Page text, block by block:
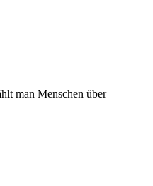
man Menschen über